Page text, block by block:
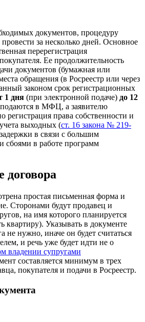
документов, процедуру
за несколько дней. Основное
перерегистрация
Ее продолжительность
документов (бумажная или
обращения (в Росреестр или через
законом срок регистрационных
1 дня (при электронной подаче) до 12
в МФЦ, а заявителю
регистрация права собственности и
выходных (ст. 16 закона № 219-
в связи с большим
сбоями в работе программ
договора
простая письменная форма и
Сторонами будут продавец и
на имя которого планируется
квартиру). Указывать в документе
не нужно, иначе он будет считаться
и речь уже будет идти не о
владении супругами
составляется минимум в трех
покупателя и подачи в Росреестр.